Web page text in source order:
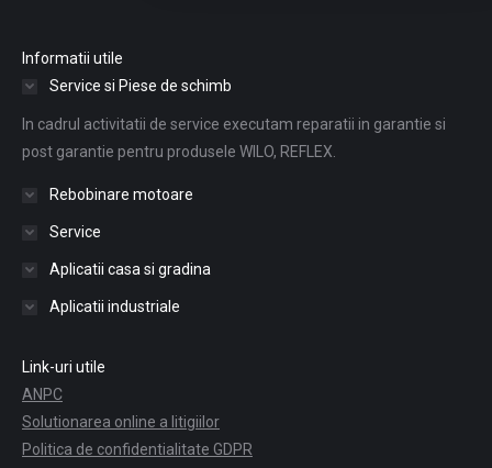
Informatii utile
Service si Piese de schimb
In cadrul activitatii de service executam reparatii in garantie si
post garantie pentru produsele WILO, REFLEX.
Rebobinare motoare
Service
Aplicatii casa si gradina
Aplicatii industriale
Link-uri utile
ANPC
Solutionarea online a litigiilor
Politica de confidentialitate GDPR